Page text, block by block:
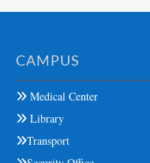
CAMPUS
Medical Center
Library
Transport